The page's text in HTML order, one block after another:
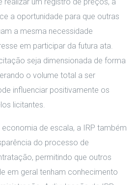
a oportunidade para que outras
a mesma necessidade
em participar da futura ata.
seja dimensionada de forma
o volume total a ser
influenciar positivamente os
licitantes.
de escala, a IRP também
do processo de
permitindo que outros
em geral tenham conhecimento